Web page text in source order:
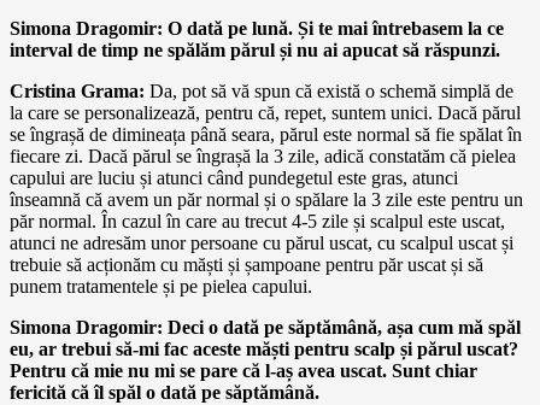
Simona Dragomir: O dată pe lună. Și te mai întrebasem la ce
interval de timp ne spălăm părul și nu ai apucat să răspunzi.
Cristina Grama: Da, pot să vă spun că există o schemă simplă de
la care se personalizează, pentru că, repet, suntem unici. Dacă părul
se îngrașă de dimineața până seara, părul este normal să fie spălat în
fiecare zi. Dacă părul se îngrașă la 3 zile, adică constatăm că pielea
capului are luciu și atunci când pundegetul este gras, atunci
înseamnă că avem un păr normal și o spălare la 3 zile este pentru un
păr normal. În cazul în care au trecut 4-5 zile și scalpul este uscat,
atunci ne adresăm unor persoane cu părul uscat, cu scalpul uscat și
trebuie să acționăm cu măști și șampoane pentru păr uscat și să
punem tratamentele și pe pielea capului.
Simona Dragomir: Deci o dată pe săptămână, așa cum mă spăl
eu, ar trebui să-mi fac aceste măști pentru scalp și părul uscat?
Pentru că mie nu mi se pare că l-aș avea uscat. Sunt chiar
fericită că îl spăl o dată pe săptămână.